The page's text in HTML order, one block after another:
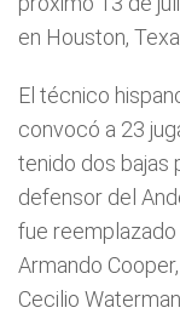
en Houston,
El técnico
convocó a 23
tenido dos bajas
defensor del
fue
Armando
Cecilio